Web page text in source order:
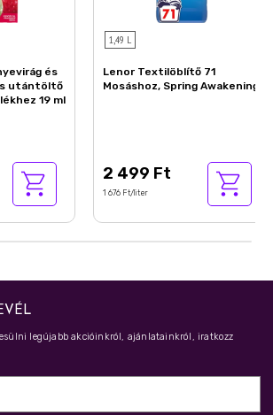
és
utántöltő
19 ml
1,49 L
Lenor Textilöblítő 71
Mosáshoz, Spring Awakening
2 499 Ft
1 676 Ft/liter
legújabb akcióinkról, ajánlatainkról, iratkozz